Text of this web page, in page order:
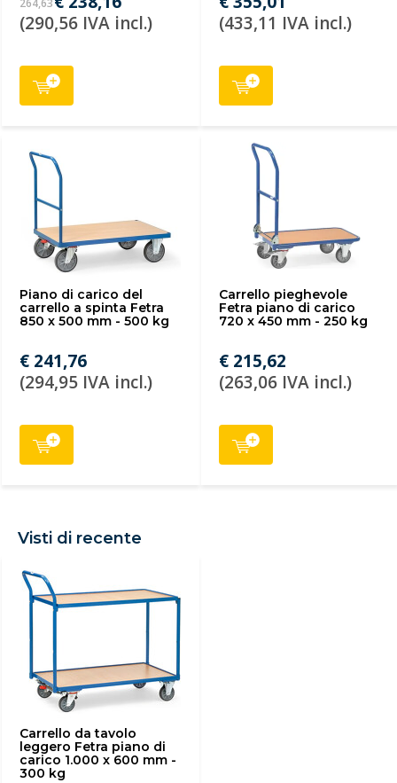
264,63
(290,56 IVA incl.)
(433,11 IVA incl.)
Piano di carico del
carrello a spinta Fetra
850 x 500 mm - 500 kg
€ 241,76
(294,95 IVA incl.)
Carrello pieghevole
Fetra piano di carico
720 x 450 mm - 250 kg
€ 215,62
(263,06 IVA incl.)
Visti di recente
Carrello da tavolo
leggero Fetra piano di
carico 1.000 x 600 mm -
300 kg